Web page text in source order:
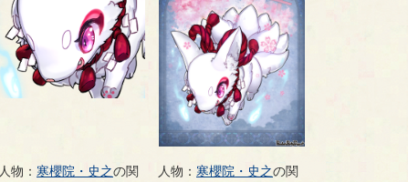
ー
ジ
ー
ジ
人物： 寒櫻院・史之の関
人物： 寒櫻院・史之の関